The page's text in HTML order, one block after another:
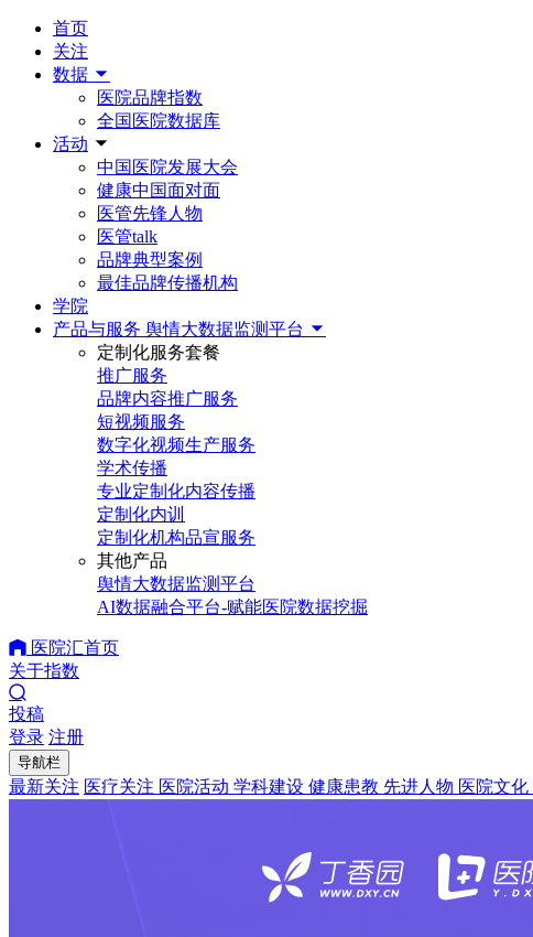
首页
关注
数据
医院品牌指数
全国医院数据库
活动
中国医院发展大会
健康中国面对面
医管先锋人物
医管talk
品牌典型案例
最佳品牌传播机构
学院
产品与服务 舆情大数据监测平台
定制化服务套餐
推广服务
品牌内容推广服务
短视频服务
数字化视频生产服务
学术传播
专业定制化内容传播
定制化内训
定制化机构品宣服务
其他产品
舆情大数据监测平台
AI数据融合平台-赋能医院数据挖掘
医院汇首页
关于指数
投稿
登录 注册
导航栏
最新关注 医疗关注 医院活动 学科建设 健康患教 先进人物 医院文化